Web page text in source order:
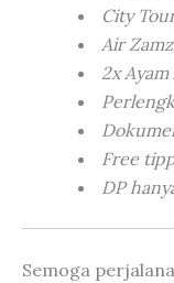
City
Air
2x
Free
DP
Semoga